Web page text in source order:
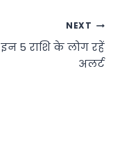
NEXT
5 राशि के लोग रहें
अलर्ट